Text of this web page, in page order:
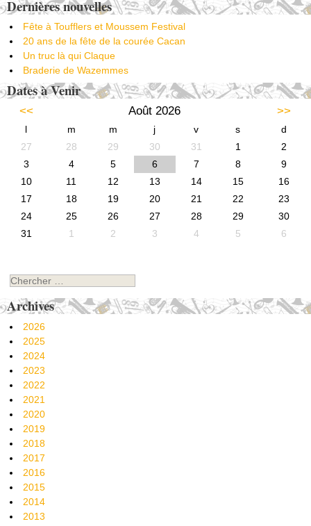
Dernières nouvelles
Fête à Toufflers et Moussem Festival
20 ans de la fête de la courée Cacan
Un truc là qui Claque
Braderie de Wazemmes
Dates à Venir
<< Août 2026 >>
l m m j v s
d
27
28 29 30 31 1
2
3
4 5 6 7 8
9
10
11 12 13 14 15
16
17
18 19 20 21 22
23
24
25 26 27 28 29
30
31
1 2 3 4 5 6
Chercher
Archives
2026
2025
2024
2023
2022
2021
2020
2019
2018
2017
2016
2015
2014
2013